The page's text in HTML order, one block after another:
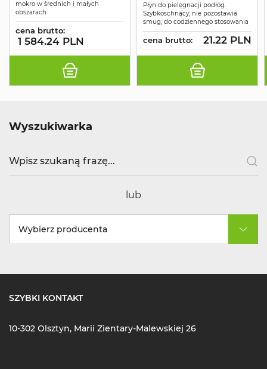
mokro w średnich i małych
obszarach
cena brutto:
1 584.24 PLN
Płyn do pielęgnacji podłóg.
Szybkoschnący, nie pozostawia
smug, do codziennego stosowania
cena brutto: 21.22 PLN
Wyszukiwarka
lub
Wybierz producenta
SZYBKI KONTAKT
10-302 Olsztyn, Marii Zientary-Malewskiej 26